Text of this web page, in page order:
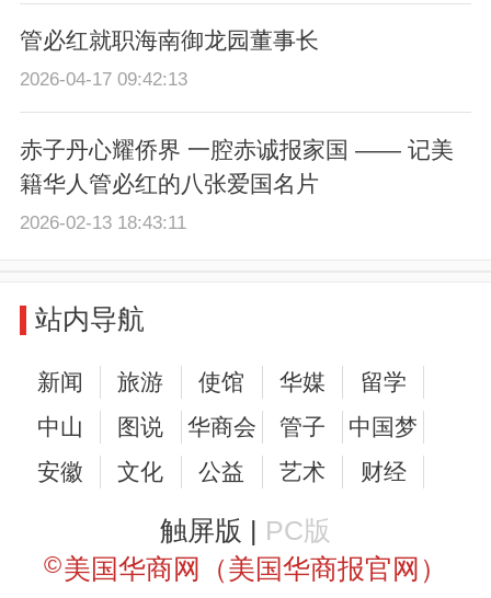
管必红就职海南御龙园董事长
2026-04-17 09:42:13
赤子丹心耀侨界 一腔赤诚报家国 —— 记美
籍华人管必红的八张爱国名片
2026-02-13 18:43:11
站内导航
新闻 旅游 使馆 华媒
留学
中山
图说 华商会 管子
中国梦
安徽
文化 公益 艺术 财经
触屏版 | PC版
©美国华商网（美国华商报官网）